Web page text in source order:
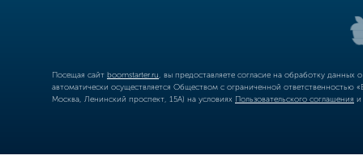
Посещая сайт boomstarter.ru , вы предоставляете согласие на обработку
автоматически осуществляется Обществом с ограниченной
Москва, Ленинский проспект, 15А) на условиях Пользовательского соглашения и